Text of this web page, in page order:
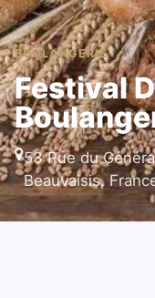
BOULANGERIE
Festival
53 Rue du
Beauvaisis,